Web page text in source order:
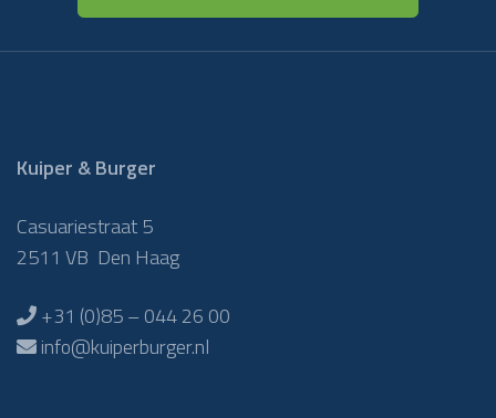
Kuiper & Burger
Casuariestraat 5
2511 VB Den Haag
+31 (0)85 – 044 26 00
info@kuiperburger.nl